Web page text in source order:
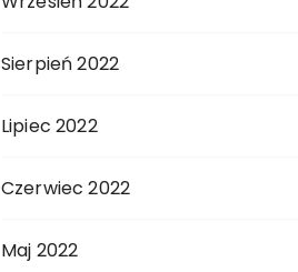
Sierpień 2022
Lipiec 2022
Czerwiec 2022
Maj 2022